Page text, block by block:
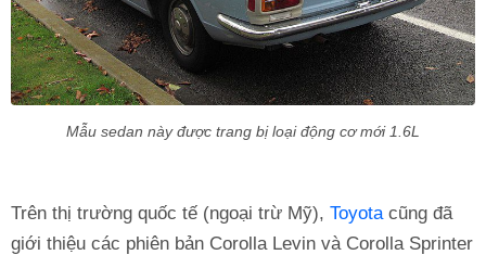
Mẫu sedan này được trang bị loại động cơ mới 1.6L
Trên thị trường quốc tế (ngoại trừ Mỹ), Toyota cũng đã
giới thiệu các phiên bản Corolla Levin và Corolla Sprinter